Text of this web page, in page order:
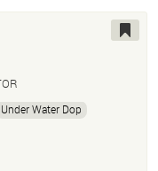
Under Water Dop